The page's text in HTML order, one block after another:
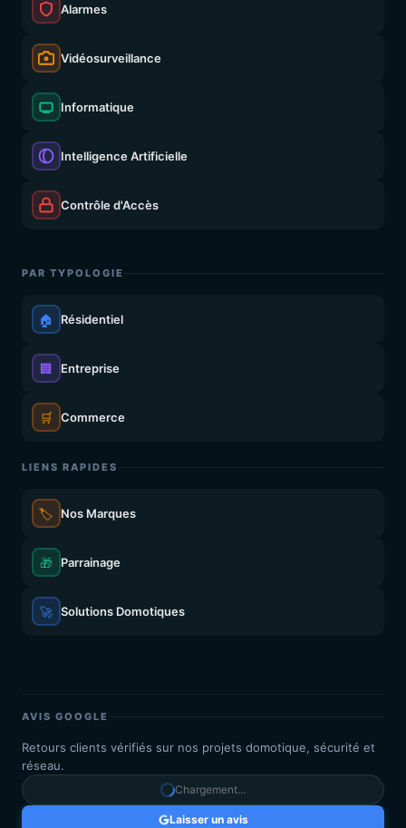
Alarmes
Vidéosurveillance
Informatique
Intelligence Artificielle
Contrôle d'Accès
PAR TYPOLOGIE
🏠 Résidentiel
🏢 Entreprise
🛒 Commerce
LIENS RAPIDES
🏷️ Nos Marques
🎁 Parrainage
🚀 Solutions Domotiques
AVIS GOOGLE
Retours clients vérifiés sur nos projets domotique, sécurité et
réseau.
Chargement...
Laisser un avis